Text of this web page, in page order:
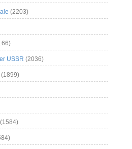
(2203)
USSR (2036)
(1899)
(1584)